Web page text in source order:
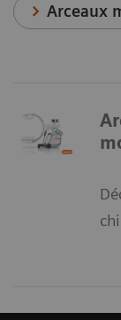
Arceaux